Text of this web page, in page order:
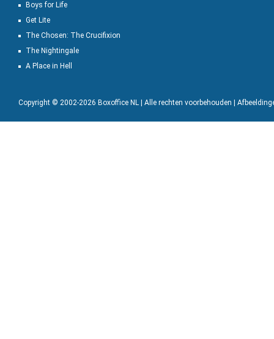
Boys for Life
Get Lite
The Chosen: The Crucifixion
The Nightingale
A Place in Hell
Copyright © 2002-2026 Boxoffice NL | Alle rechten voorbehouden |